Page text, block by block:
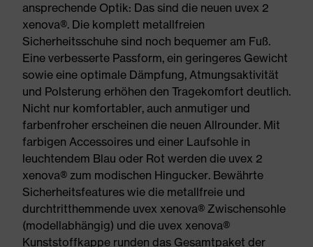
ansprechende Optik: Das sind die neuen uvex 2
xenova®. Die komplett metallfreien
Sicherheitsschuhe sind noch bequemer am Fuß.
Eine verbesserte Passform, ein geringeres Gewicht
sowie eine optimale Dämpfung, Atmungsaktivität
und Polsterung erhöhen den Tragekomfort deutlich.
Nicht nur komfortabler, auch anmutiger und
farbenfroher erscheinen die neuen Allrounder. Mit
farbigen Accessoires und einer Laufsohle in
leuchtendem Blau oder Rot werden die uvex 2
xenova® zum modischen Hingucker. Bewährte
Sicherheitsfeatures wie die metallfreie und
durchtritthemmende uvex xenova® Zwischensohle
(modellabhängig) und die uvex xenova®
Kunststoffkappe runden das Gesamtpaket der